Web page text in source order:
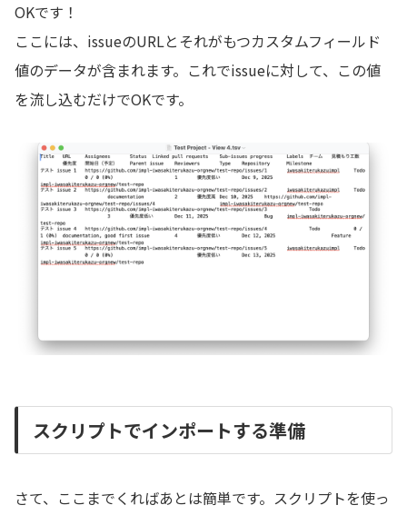
OKです！
ここには、issueのURLとそれがもつカスタムフィールド
値のデータが含まれます。これでissueに対して、この値
を流し込むだけでOKです。
スクリプトでインポートする準備
さて、ここまでくればあとは簡単です。スクリプトを使っ